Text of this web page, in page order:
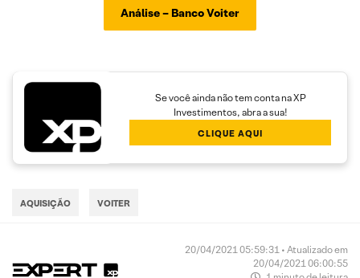
Análise – Banco Voiter
Se você ainda não tem conta na XP
Investimentos, abra a sua!
CLIQUE AQUI
AQUISIÇÃO VOITER
20/04/2021 05:59:31 • Atualizado em
20/04/2021 06:00:55